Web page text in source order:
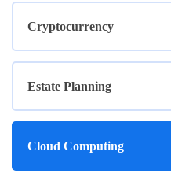
Cryptocurrency
Estate Planning
Cloud Computing